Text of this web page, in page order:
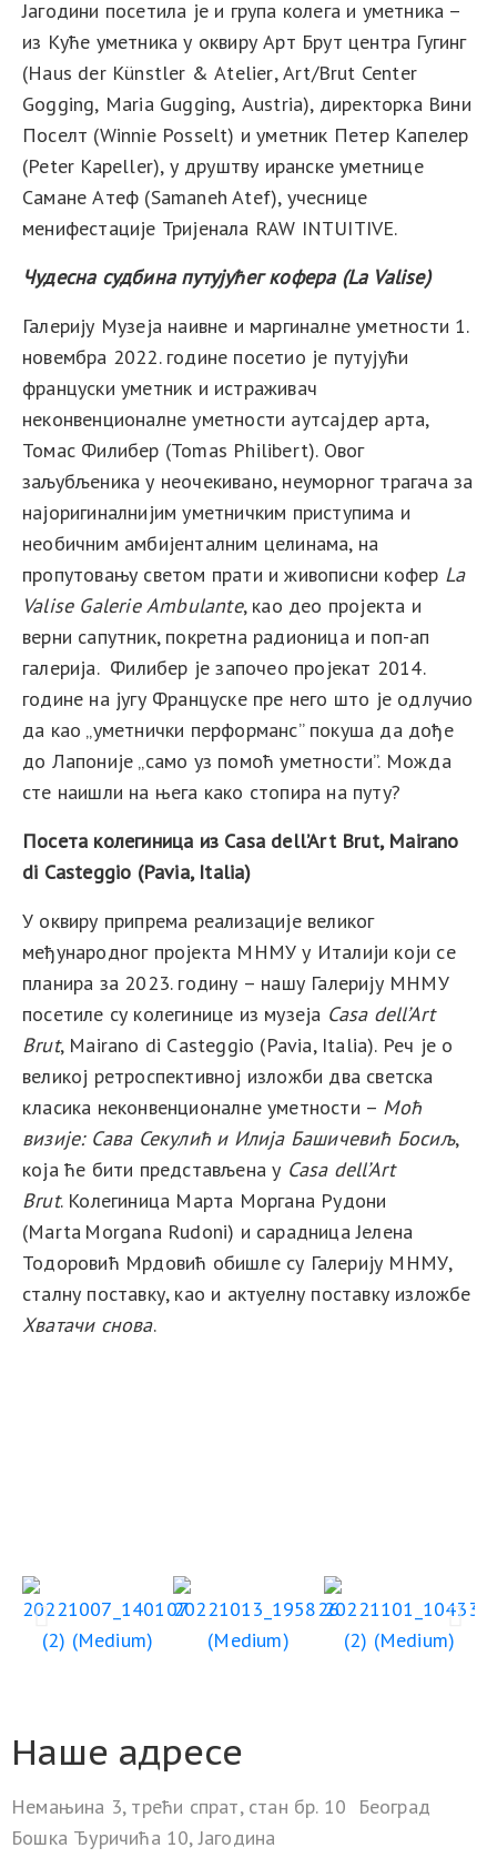
Јагодини посетила је и група колега и уметника –
из Куће уметника у оквиру Арт Брут центра Гугинг
(Haus der Künstler &Atelier,Art/Brut Center
Gogging, Maria Gugging, Austria), директорка Вини
Поселт (Winnie Posselt) иуметник Петер Капелер
(Peter Kapeller), у друштву иранске уметнице
Самане Атеф (Samaneh Atef), учеснице
менифестације Тријенала RAW INTUITIVE.
Чудесна судбина путујућег кофера (La Valise)
Галерију Музеја наивне и маргиналне уметности 1.
новембра 2022. године посетио је путујући
француски уметник и истраживач
неконвенционалне уметности аутсајдер арта,
Томас Филибер (Tomas Philibert). Овог
заљубљеника у неочекивано, неуморног трагача за
најоригиналнијим уметничким приступима и
необичним амбијенталним целинама, на
пропутовању светом прати и живописни кофер La
Valise Galerie Ambulante, као део пројекта и
верни сапутник, покретна радионица и поп-ап
галерија. Филибер је започео пројекат 2014.
године на југу Француске пре него што је одлучио
да као „уметнички перформанс” покуша да дође
до Лапоније „само уз помоћ уметности”. Можда
сте наишли на њега како стопира на путу?
Посета колегиница из Casa dell’ArtBrut, Mairano
di Casteggio (Pavia, Italia)
У оквиру припрема реализације великог
међународног пројекта МНМУ у Италији који се
планира за 2023. годину – нашу Галерију МНМУ
посетиле су колегинице из музеја Casa dell’Art
Brut, Mairano di Casteggio (Pavia, Italia). Реч је о
великој ретроспективној изложби два светска
класика неконвенционалне уметности – Моћ
визије: Сава Секулић и Илија Башичевић Босиљ,
која ће бити представљена у Casa dell’Art
Brut. Колегиница Марта Моргана Рудони
(Marta Morgana Rudoni) и сарадница Јелена
Тодоровић Мрдовић обишле су Галерију МНМУ,
сталну поставку, као и актуелну поставку изложбе
Хватачи снова.
Наше адресе
Немањина 3, трећи спрат, стан бр. 10 Београд
Бошка Ђуричића 10, Јагодина